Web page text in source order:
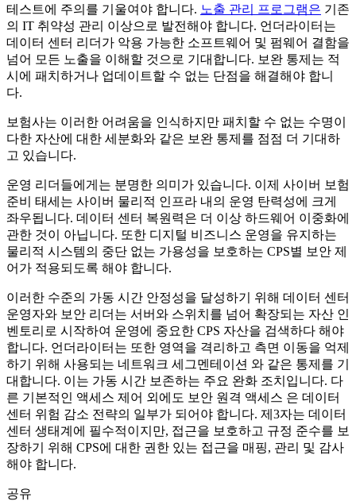
테스트에 주의를 기울여야 합니다. 노출 관리 프로그램은 기존
의 IT 취약성 관리 이상으로 발전해야 합니다. 언더라이터는
데이터 센터 리더가 악용 가능한 소프트웨어 및 펌웨어 결함을
넘어 모든 노출을 이해할 것으로 기대합니다. 보완 통제는 적
시에 패치하거나 업데이트할 수 없는 단점을 해결해야 합니
다.
보험사는 이러한 어려움을 인식하지만 패치할 수 없는 수명이
다한 자산에 대한 세분화와 같은 보완 통제를 점점 더 기대하
고 있습니다.
운영 리더들에게는 분명한 의미가 있습니다. 이제 사이버 보험
준비 태세는 사이버 물리적 인프라 내의 운영 탄력성에 크게
좌우됩니다. 데이터 센터 복원력은 더 이상 하드웨어 이중화에
관한 것이 아닙니다. 또한 디지털 비즈니스 운영을 유지하는
물리적 시스템의 중단 없는 가용성을 보호하는 CPS별 보안 제
어가 적용되도록 해야 합니다.
이러한 수준의 가동 시간 안정성을 달성하기 위해 데이터 센터
운영자와 보안 리더는 서버와 스위치를 넘어 확장되는 자산 인
벤토리로 시작하여 운영에 중요한 CPS 자산을 검색하다 해야
합니다. 언더라이터는 또한 영역을 격리하고 측면 이동을 억제
하기 위해 사용되는 네트워크 세그멘테이션 와 같은 통제를 기
대합니다. 이는 가동 시간 보존하는 주요 완화 조치입니다. 다
른 기본적인 액세스 제어 외에도 보안 원격 액세스 은 데이터
센터 위험 감소 전략의 일부가 되어야 합니다. 제3자는 데이터
센터 생태계에 필수적이지만, 접근을 보호하고 규정 준수를 보
장하기 위해 CPS에 대한 권한 있는 접근을 매핑, 관리 및 감사
해야 합니다.
공유